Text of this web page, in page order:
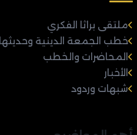
ملتقى براثا الفكري
خطب الجمعة الدينية وحديثها
المحاضرات والخطب
الأخبار
شبهات وردود